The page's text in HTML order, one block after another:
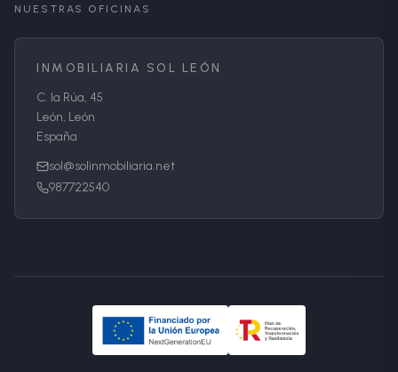
NUESTRAS OFICINAS
INMOBILIARIA SOL LEÓN
C. la Rúa, 45
León, León
España
sol@solinmobiliaria.net
987722540